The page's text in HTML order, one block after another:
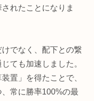
れたことになりま
でなく、配下との繋
ても加速しました。
置」を得たことで、
常に勝率100%の最